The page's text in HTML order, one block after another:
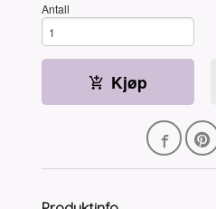
Antall
Kjøp